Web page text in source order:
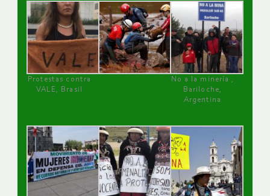
Protestas contra
VALE, Brasil
No a la minería ,
Bariloche,
Argentina